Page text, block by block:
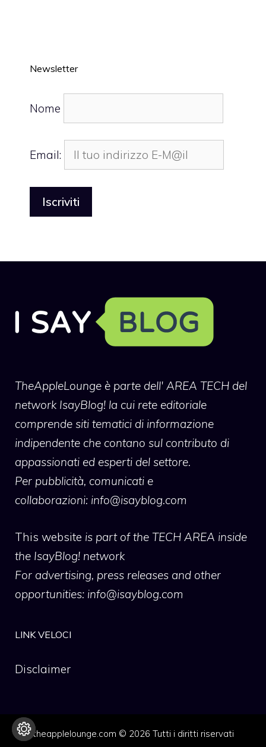
Newsletter
Nome
Email:
TheAppleLounge è parte dell' AREA TECH del
network IsayBlog! la cui rete editoriale
comprende siti tematici di informazione
indipendente che contano sul contributo di
appassionati ed esperti del settore.
Per pubblicità, comunicati e
collaborazioni: info@isayblog.com
This website is part of the TECH AREA inside
the IsayBlog! network
For advertising, press releases and other
opportunities: info@isayblog.com
LINK VELOCI
Disclaimer
theapplelounge.com © 2026 Tutti i diritti riservati